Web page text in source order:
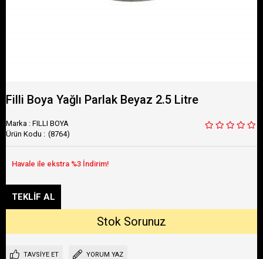
Filli Boya Yağlı Parlak Beyaz 2.5 Litre
Marka : FILLI BOYA
(8764)
TAVSIYE ET YORUM YAZ